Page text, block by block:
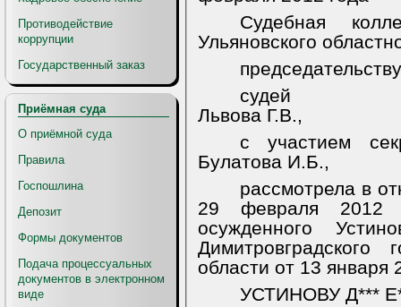
Противодействие
коррупции
Государственный заказ
Приёмная суда
О приёмной суда
Правила
Госпошлина
Депозит
Формы документов
Подача процессуальных
документов в электронном
виде
Судебная
Ульяновского
судей
Львова Г.В.,
с участием
Булатова И.Б.,
рассмотрела в
29 февраля 2012
осужденного
Димитровградского
области от 13 января
УСТИНОВУ Д***